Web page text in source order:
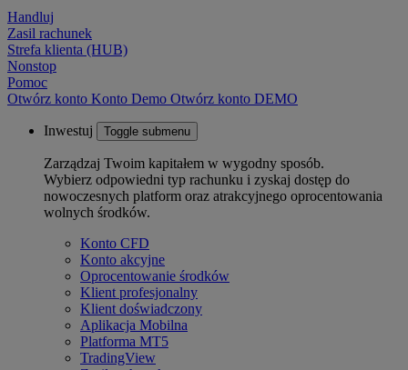
Handluj
Zasil rachunek
Strefa klienta (HUB)
Nonstop
Pomoc
Otwórz konto Konto Demo Otwórz konto DEMO
Inwestuj Toggle submenu
Zarządzaj Twoim kapitałem w wygodny sposób.
Wybierz odpowiedni typ rachunku i zyskaj dostęp do
nowoczesnych platform oraz atrakcyjnego oprocentowania
wolnych środków.
Konto CFD
Konto akcyjne
Oprocentowanie środków
Klient profesjonalny
Klient doświadczony
Aplikacja Mobilna
Platforma MT5
TradingView